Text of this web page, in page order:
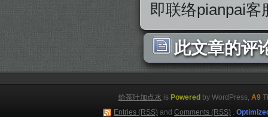
即联络pianpai客
此文章的评
给茶叶加点水 is Powered by WordPress, A9
Entries (RSS) and Comments (RSS) .